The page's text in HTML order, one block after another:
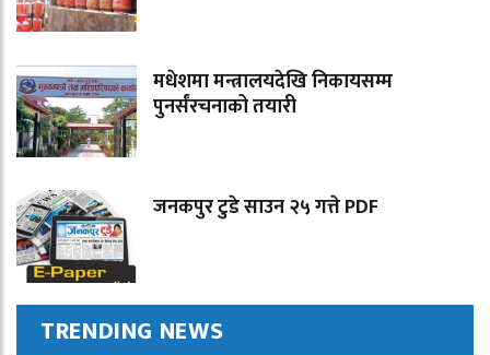
मधेशमा मन्त्रालयदेखि निकायसम्म
पुनर्संरचनाको तयारी
जनकपुर टुडे साउन २५ गत्ते PDF
TRENDING NEWS